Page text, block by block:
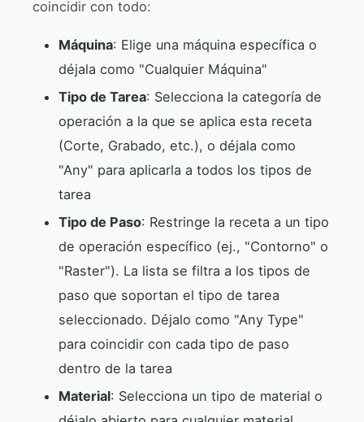
coincidir con todo:
Máquina: Elige una máquina específica o
déjala como "Cualquier Máquina"
Tipo de Tarea: Selecciona la categoría de
operación a la que se aplica esta receta
(Corte, Grabado, etc.), o déjala como
"Any" para aplicarla a todos los tipos de
tarea
Tipo de Paso: Restringe la receta a un tipo
de operación específico (ej., "Contorno" o
"Raster"). La lista se filtra a los tipos de
paso que soportan el tipo de tarea
seleccionado. Déjalo como "Any Type"
para coincidir con cada tipo de paso
dentro de la tarea
Material: Selecciona un tipo de material o